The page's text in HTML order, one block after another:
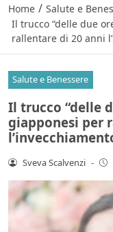
Home / Salute e
Il trucco “delle due
rallentare di 20 anni
Salute e Benessere
Il trucco “delle
giapponesi per
Sveva Scalvenzi -